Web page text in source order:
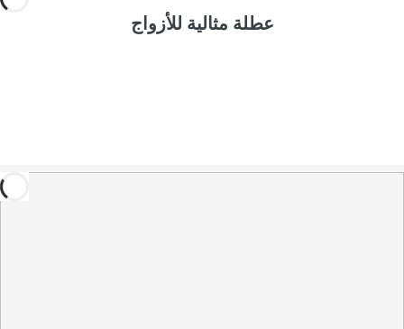
عطلة مثالية للأزواج